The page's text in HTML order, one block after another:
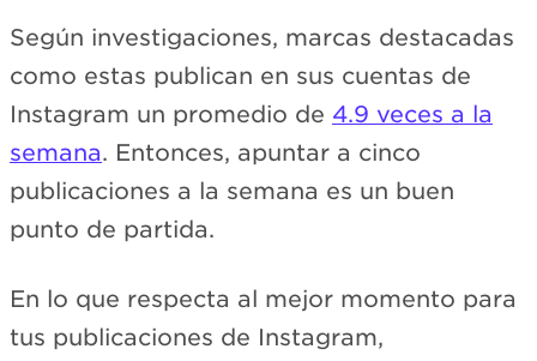
Según investigaciones, marcas destacadas
como estas publican en sus cuentas de
Instagram un promedio de 4.9 veces a la
semana. Entonces, apuntar a cinco
publicaciones a la semana es un buen
punto de partida.
En lo que respecta al mejor momento para
tus publicaciones de Instagram,